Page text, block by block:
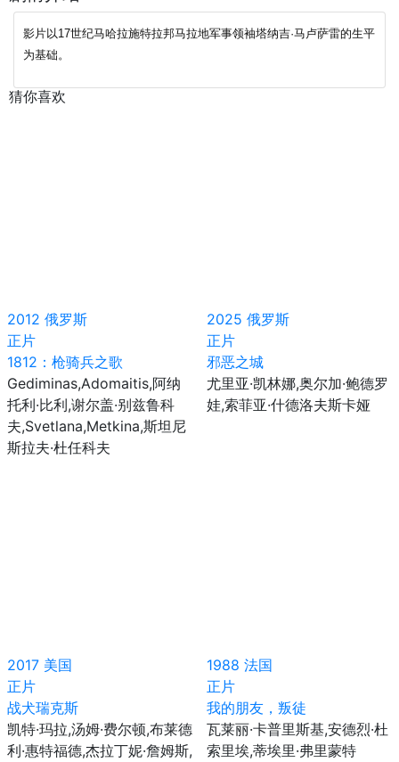
影片以17世纪马哈拉施特拉邦马拉地军事领袖塔纳吉·马卢萨雷的生平
为基础。
猜你喜欢
2012 俄罗斯
正片
1812：枪骑兵之歌
Gediminas,Adomaitis,阿纳
托利·比利,谢尔盖·别兹鲁科
夫,Svetlana,Metkina,斯坦尼
斯拉夫·杜任科夫
2025 俄罗斯
正片
邪恶之城
尤里亚·凯林娜,奥尔加·鲍德罗
娃,索菲亚·什德洛夫斯卡娅
2017 美国
正片
战犬瑞克斯
凯特·玛拉,汤姆·费尔顿,布莱德
利·惠特福德,杰拉丁妮·詹姆斯,
1988 法国
正片
我的朋友，叛徒
瓦莱丽·卡普里斯基,安德烈·杜
索里埃,蒂埃里·弗里蒙特